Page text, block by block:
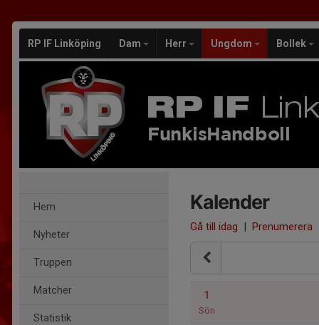
RP IF Linköping Dam Herr Ungdom Bollek
FunkisHandboll
Hem
Nyheter
Truppen
Matcher
Statistik
Kalender
Gå till idag | Prenumerera
1
Sön